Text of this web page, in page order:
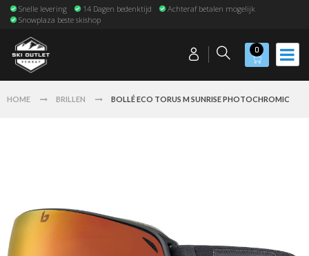
Snelle levering 14 Dagen bedenktijd
Achteraf betalen mogelijk
Snowplaza beste skishop
0
HOME BRILLEN BOLLÉ ECO TORUS M SUNRISE PHOTOCHROMIC